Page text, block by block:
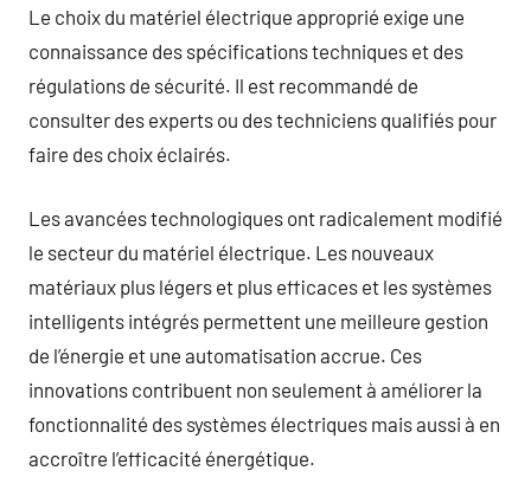
Le choix du matériel électrique approprié exige une
connaissance des spécifications techniques et des
régulations de sécurité. Il est recommandé de
consulter des experts ou des techniciens qualifiés pour
faire des choix éclairés.
Les avancées technologiques ont radicalement modifié
le secteur du matériel électrique. Les nouveaux
matériaux plus légers et plus efficaces et les systèmes
intelligents intégrés permettent une meilleure gestion
de l’énergie et une automatisation accrue. Ces
innovations contribuent non seulement à améliorer la
fonctionnalité des systèmes électriques mais aussi à en
accroître l’efficacité énergétique.